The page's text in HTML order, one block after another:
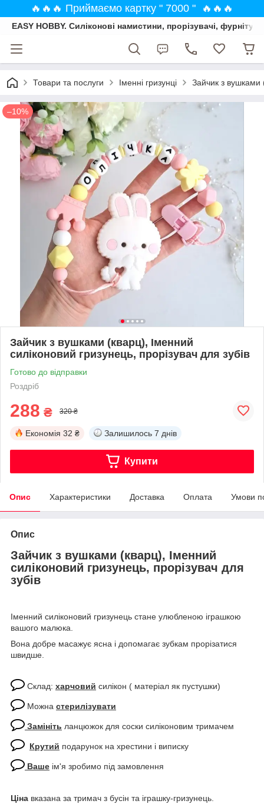
🔥🔥🔥 Приймаємо картку " 7000 " 🔥🔥🔥
EASY HOBBY. Силіконові намистини, прорізувачі,
Товари та послуги Іменні гризунці Зайчик з вушками
–10%
Зайчик з вушками (кварц), Іменний
силіконовий гризунець, прорізувач для зубів
Готово до відправки
Роздріб
288 ₴ 320 ₴
Економія 32 ₴ Залишилось 7 днів
Купити
Опис Характеристики Доставка Оплата Умови
Опис
Зайчик з вушками (кварц), Іменний
силіконовий гризунець, прорізувач для
зубів
Іменний силіконовий гризунець стане улюбленою іграшкою
вашого малюка.
Вона добре масажує ясна і допомагає зубкам прорізатися
швидше.
Склад: харчовий силікон ( матеріал як пустушки)
Можна стерилізувати
Замініть ланцюжок для соски силіконовим тримачем
Крутий подарунок на хрестини і виписку
Ваше ім'я зробимо під замовлення
Ціна вказана за тримач з бусін та іграшку-гризунець.